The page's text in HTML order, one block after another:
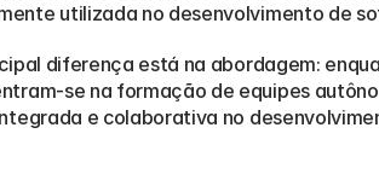
utilizada no desenvolvimento de
diferença está na abordagem:
se na formação de equipes
e colaborativa no